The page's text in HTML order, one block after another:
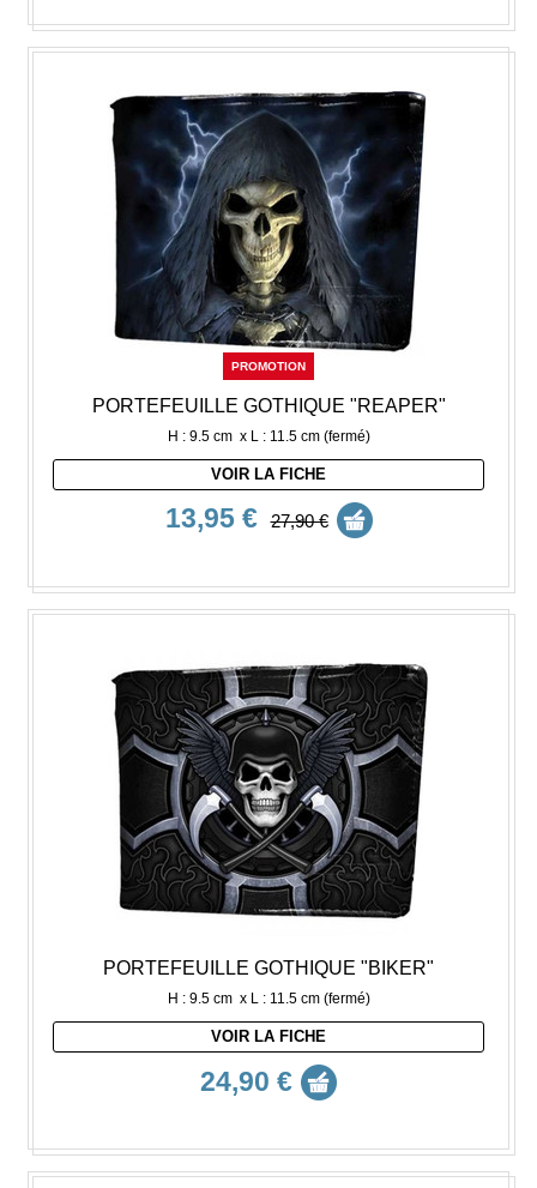
PROMOTION
PORTEFEUILLE GOTHIQUE "REAPER"
H : 9.5 cm x L : 11.5 cm (fermé)
VOIR LA FICHE
13,95 € 27,90 €
PORTEFEUILLE GOTHIQUE "BIKER"
H : 9.5 cm x L : 11.5 cm (fermé)
VOIR LA FICHE
24,90 €